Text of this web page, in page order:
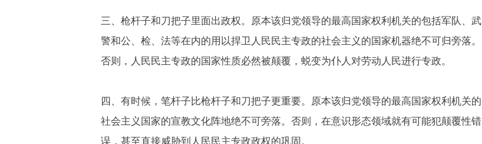
三、枪杆子和刀把子里面出政权。原本该归党领导的最高国家权利机关的包括军队、武
警和公、检、法等在内的用以捍卫人民民主专政的社会主义的国家机器绝不可归旁落。
否则，人民民主专政的国家性质必然被颠覆，蜕变为仆人对劳动人民进行专政。
四、有时候，笔杆子比枪杆子和刀把子更重要。原本该归党领导的最高国家权利机关的
社会主义国家的宣教文化阵地绝不可旁落。否则，在意识形态领域就有可能犯颠覆性错
误，甚至直接威胁到人民民主专政政权的巩固。